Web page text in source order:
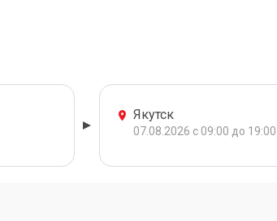
Якутск
07.08.2026 с 09:00 до 19:00